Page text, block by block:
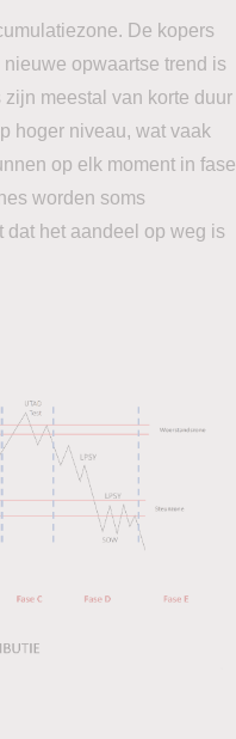
De kopers
opwaartse trend is
meestal van korte duur
hoger niveau, wat vaak
op elk moment in fase
worden soms
dat het aandeel op weg is